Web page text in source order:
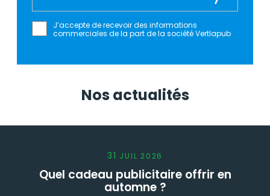
J’accepte de recevoir des informations
commerciales de la part de la société Vertlapub
Nos actualités
31 JUIL 2026
Quel cadeau publicitaire offrir en
automne ?